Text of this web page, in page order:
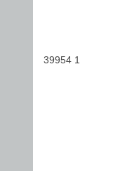
39954 1